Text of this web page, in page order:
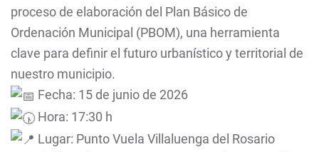
proceso de elaboración del Plan Básico de
Ordenación Municipal (PBOM), una herramienta
clave para definir el futuro urbanístico y territorial de
nuestro municipio.
Fecha: 15 de junio de 2026
Hora: 17:30 h
Lugar: Punto Vuela Villaluenga del Rosario